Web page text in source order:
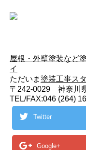
屋根・外壁塗装など
イ
ただいま 塗装工事ス
〒242-0029 神奈川
TEL/FAX:046 (264)
Twitter
Google+